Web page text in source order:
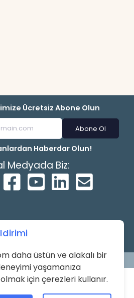
Ücretsiz Abone Olun
Abone Ol
Haberdar Olun!
Medyada Biz:
bydaha üstün ve alakalı bir
yaşamanıza
için çerezleri kullanır.